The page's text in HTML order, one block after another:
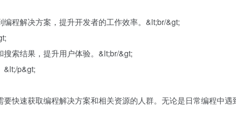
程解决方案，提升开发者的工作效率。&lt;br/&gt;
索结果，提升用户体验。&lt;br/&gt;
&lt;/p&gt;
快速获取编程解决方案和相关资源的人群。无论是日常编程中